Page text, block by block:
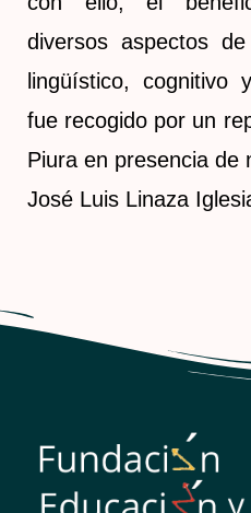
diversos aspectos
lingüístico, cognitivo
fue recogido por un
Piura en presencia de
José Luis Linaza